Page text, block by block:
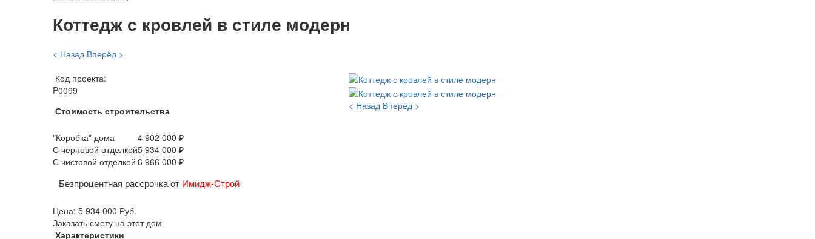
Коттедж с кровлей в стиле модерн
< Назад Вперёд >
Код проекта:
P0099
Стоимость строительства
"Коробка" дома
4 902 000 ₽
С черновой отделкой5 934 000 ₽
С чистовой отделкой 6 966 000 ₽
Безпроцентная рассрочка от Имидж-Строй
Цена: 5 934 000 Руб.
Заказать смету на этот дом
Характеристики
< Назад Вперёд >